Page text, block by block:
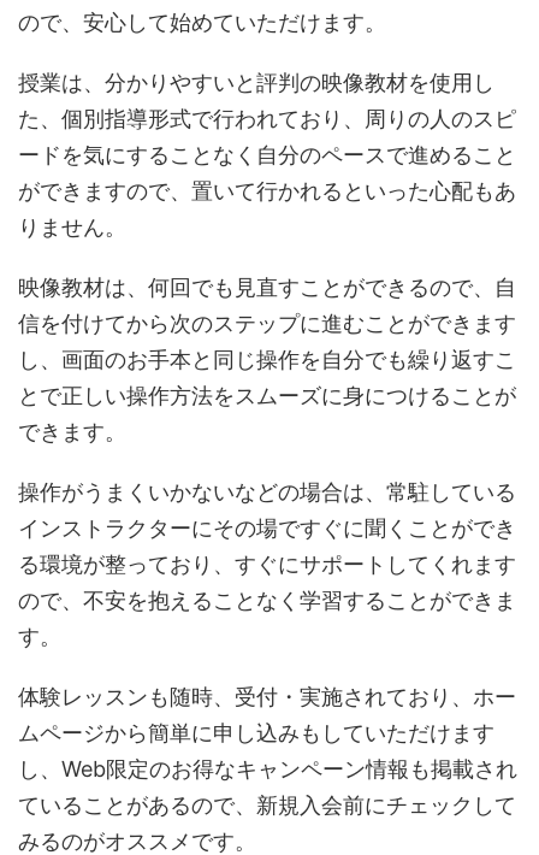
ので、安心して始めていただけます。
授業は、分かりやすいと評判の映像教材を使用し
た、個別指導形式で行われており、周りの人のスピ
ードを気にすることなく自分のペースで進めること
ができますので、置いて行かれるといった心配もあ
りません。
映像教材は、何回でも見直すことができるので、自
信を付けてから次のステップに進むことができます
し、画面のお手本と同じ操作を自分でも繰り返すこ
とで正しい操作方法をスムーズに身につけることが
できます。
操作がうまくいかないなどの場合は、常駐している
インストラクターにその場ですぐに聞くことができ
る環境が整っており、すぐにサポートしてくれます
ので、不安を抱えることなく学習することができま
す。
体験レッスンも随時、受付・実施されており、ホー
ムページから簡単に申し込みもしていただけます
し、Web限定のお得なキャンペーン情報も掲載され
ていることがあるので、新規入会前にチェックして
みるのがオススメです。